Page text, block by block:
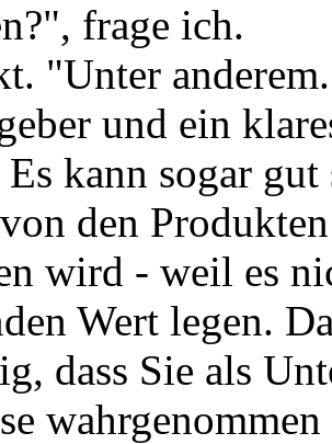
frage ich.
"Unter
und ein
kann sogar
den
wird - weil es
Wert legen.
dass Sie als